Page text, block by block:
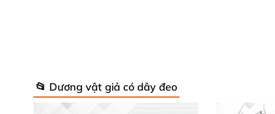
📂 Dương vật giả có dây đeo